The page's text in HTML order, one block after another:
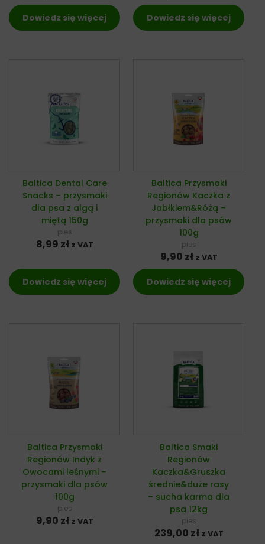
Dowiedz się więcej Dowiedz się więcej
Baltica Dental Care
Snacks – przysmaki
dla psa z algą i
miętą 150g
pies
8,99 zł z VAT
Dowiedz się więcej
Baltica Przysmaki
Regionów Kaczka z
Jabłkiem&Różą –
przysmaki dla psów
100g
pies
9,90 zł z VAT
Dowiedz się więcej
Baltica Przysmaki
Regionów Indyk z
Owocami leśnymi –
przysmaki dla psów
100g
pies
9,90 zł z VAT
Baltica Smaki
Regionów
Kaczka&Gruszka
średnie&duże rasy
– sucha karma dla
psa 12kg
pies
239,00 zł z VAT